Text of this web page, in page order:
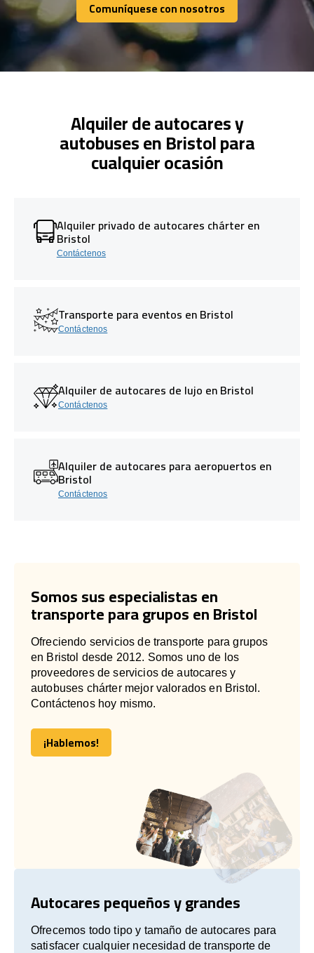
Comuníquese con nosotros
Comuníquese con nosotros
Alquiler de autocares y
autobuses en Bristol para
cualquier ocasión
Alquiler privado de autocares chárter en
Bristol
Contáctenos
Transporte para eventos en Bristol
Contáctenos
Alquiler de autocares de lujo en Bristol
Contáctenos
Alquiler de autocares para aeropuertos en
Bristol
Contáctenos
Somos sus especialistas en
transporte para grupos en Bristol
Ofreciendo servicios de transporte para grupos
en Bristol desde 2012. Somos uno de los
proveedores de servicios de autocares y
autobuses chárter mejor valorados en Bristol.
Contáctenos hoy mismo.
¡Hablemos!
¡Hablemos!
Autocares pequeños y grandes
Ofrecemos todo tipo y tamaño de autocares para
satisfacer cualquier necesidad de transporte de